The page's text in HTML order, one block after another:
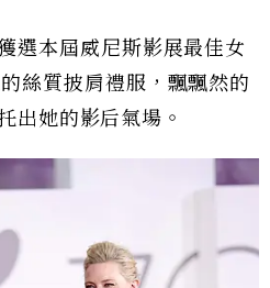
本屆威尼斯影展最佳女
質披肩禮服，飄飄然的
出她的影后氣場。